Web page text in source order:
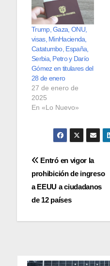
Trump, Gaza, ONU,
visas, MinHacienda,
Catatumbo, España,
Serbia, Petro y Darío
Gómez en titulares del
28 de enero
27 de enero de
2025
En «Lo Nuevo»
Navegación
de
entradas
Entró en vigor la
prohibición de ingreso
a EEUU a ciudadanos
de 12 países